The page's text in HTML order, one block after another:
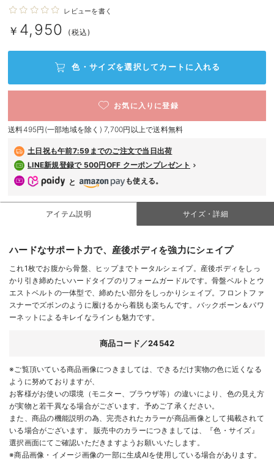
入院準備の持ち物チェック
レビューを書く
￥ 4,950 (税込)
色・サイズを選択して カートに入れる
お気に入りに登録
送料495円(一部地域を除く) 7,700円以上で送料無料
土日祝も午前7:59までのご注文で当日出荷
LINE新規登録で 500円OFF クーポンプレゼント
と
も使える。
アイテム説明 サイズ・詳細
ハードなサポート力で、産後ボディを強力にシェイプ
これ1枚でお腹から骨盤、ヒップまでトータルシェイプ。産後ボディをしっ
かり引き締めたいハードタイプのリフォームガードルです。骨盤ベルトとウ
エストベルトの一体型で、締めたい部分をしっかりシェイプ。フロントファ
スナーでズボンのように履けるから着脱も楽ちんです。バックボーン＆パワ
ーネットによるキレイなラインも魅力です。
商品コード／24542
※ご覧頂いている商品画像につきましては、できるだけ実物の色に近くなる
ように努めておりますが、
お客様がお使いの環境（モニター、ブラウザ等）の違いにより、色の見え方
が実物と若干異なる場合がございます。予めご了承ください。
また、商品の機能説明の為、完売されたカラーが商品画像として掲載されて
いる場合がございます。 販売中のカラーにつきましては、『色・サイズ』
選択画面にてご確認いただきますようお願いいたします。
※商品画像・イメージ画像の一部に生成AIを使用している場合があります。